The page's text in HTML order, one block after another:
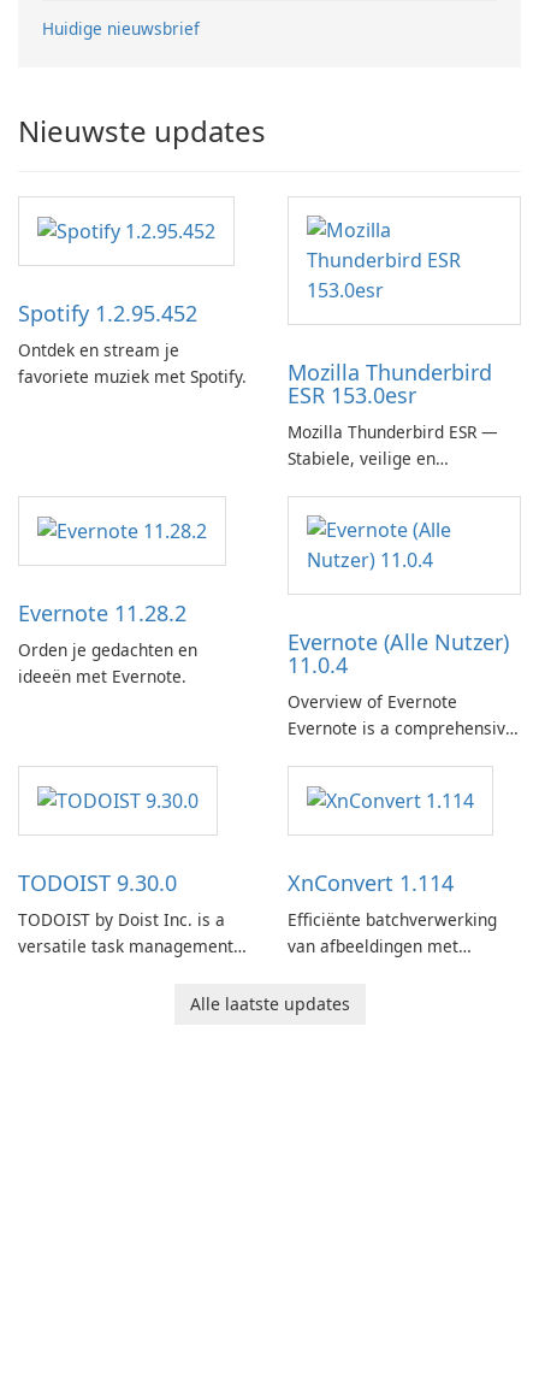
Huidige nieuwsbrief
Nieuwste updates
Spotify 1.2.95.452
Ontdek en stream je
favoriete muziek met Spotify.
Mozilla Thunderbird
ESR 153.0esr
Mozilla Thunderbird ESR —
Stabiele, veilige en
Evernote 11.28.2
Orden je gedachten en
ideeën met Evernote.
Evernote (Alle Nutzer)
11.0.4
Overview of Evernote
Evernote is a comprehensive
software designed to help
users capture, organize, and
access information across
TODOIST 9.30.0
TODOIST by Doist Inc. is a
versatile task management
XnConvert 1.114
Efficiënte batchverwerking
van afbeeldingen met
Alle laatste updates